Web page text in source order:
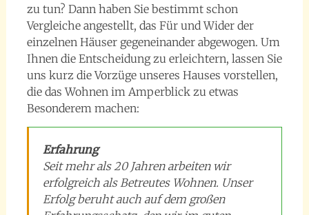
zu tun? Dann haben Sie bestimmt schon
Vergleiche angestellt, das Für und Wider der
einzelnen Häuser gegeneinander abgewogen. Um
Ihnen die Entscheidung zu erleichtern, lassen Sie
uns kurz die Vorzüge unseres Hauses vorstellen,
die das Wohnen im Amperblick zu etwas
Besonderem machen:
Erfahrung
Seit mehr als 20 Jahren arbeiten wir
erfolgreich als Betreutes Wohnen. Unser
Erfolg beruht auch auf dem großen